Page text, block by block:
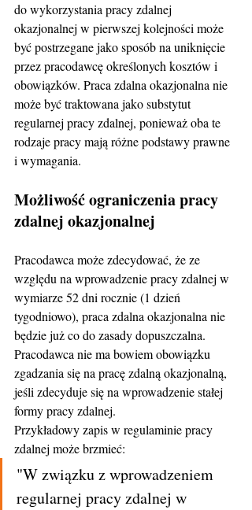
do wykorzystania pracy zdalnej
okazjonalnej w pierwszej kolejności może
być postrzegane jako sposób na uniknięcie
przez pracodawcę określonych kosztów i
obowiązków. Praca zdalna okazjonalna nie
może być traktowana jako substytut
regularnej pracy zdalnej, ponieważ oba te
rodzaje pracy mają różne podstawy prawne
i wymagania.
Możliwość ograniczenia pracy
zdalnej okazjonalnej
Pracodawca może zdecydować, że ze
względu na wprowadzenie pracy zdalnej w
wymiarze 52 dni rocznie (1 dzień
tygodniowo), praca zdalna okazjonalna nie
będzie już co do zasady dopuszczalna.
Pracodawca nie ma bowiem obowiązku
zgadzania się na pracę zdalną okazjonalną,
jeśli zdecyduje się na wprowadzenie stałej
formy pracy zdalnej.
Przykładowy zapis w regulaminie pracy
zdalnej może brzmieć:
"W związku z wprowadzeniem
regularnej pracy zdalnej w